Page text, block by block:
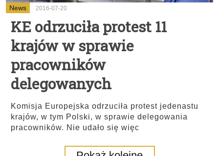
News 2016-07-20
KE odrzuciła protest 11
krajów w sprawie
pracowników
delegowanych
Komisja Europejska odrzuciła protest jedenastu
krajów, w tym Polski, w sprawie delegowania
pracowników. Nie udało się więc